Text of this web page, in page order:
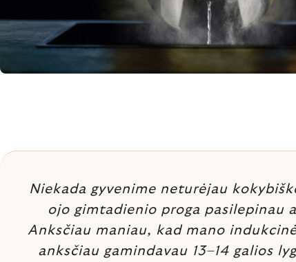
Niekada gyvenime neturėjau
ojo gimtadienio proga pasilepinau
Anksčiau maniau, kad mano
anksčiau gamindavau 13–14 galios